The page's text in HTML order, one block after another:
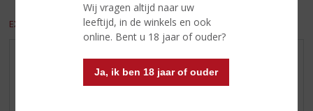
Wij vragen altijd naar uw
leeftijd, in de winkels en ook
online. Bent u 18 jaar of ouder?
Ja, ik ben 18 jaar of ouder
EXCL. BTW INCL. BTW
AANBIEDINGEN
WIJN VAN DE MAAND